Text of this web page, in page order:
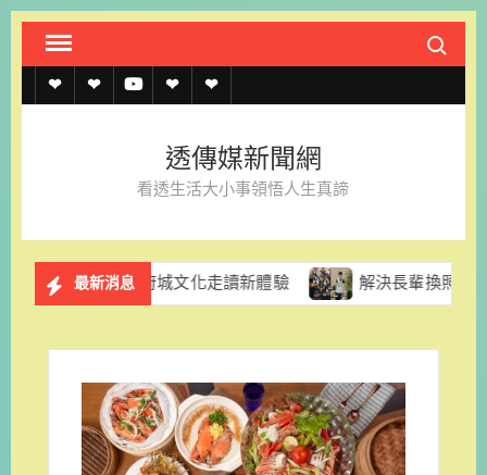
Skip
content
Search
透
約
透
上
記
單
透 聯
我
官
LINE
透傳媒新聞網
看透生活大小事領悟人生真諦
最新消息
府城文化走讀新體驗 解決長輩換照資訊亂象 台南市